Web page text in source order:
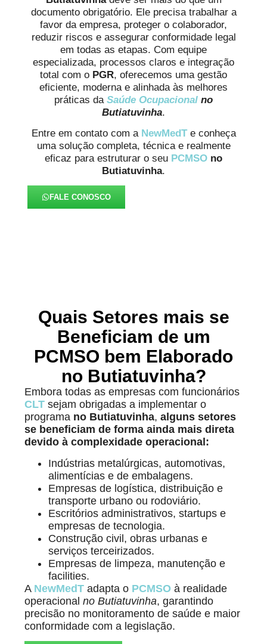
documento obrigatório. Ele precisa trabalhar a
favor da empresa, proteger o colaborador,
reduzir riscos e assegurar conformidade legal
em todas as etapas. Com equipe
especializada, processos claros e integração
total com o PGR, oferecemos uma gestão
eficiente, moderna e alinhada às melhores
práticas da Saúde Ocupacional no
Butiatuvinha.
Entre em contato com a NewMedT e conheça
uma solução completa, técnica e realmente
eficaz para estruturar o seu PCMSO no
Butiatuvinha.
FALE CONOSCO
Quais Setores mais se
Beneficiam de um
PCMSO bem Elaborado
no Butiatuvinha?
Embora todas as empresas com funcionários
CLT sejam obrigadas a implementar o
programa no Butiatuvinha,alguns setores
se beneficiam de forma ainda mais direta
devido à complexidade operacional:
Indústrias metalúrgicas, automotivas,
alimentícias e de embalagens.
Empresas de logística, distribuição e
transporte urbano ou rodoviário.
Escritórios administrativos, startups e
empresas de tecnologia.
Construção civil, obras urbanas e
serviços terceirizados.
Empresas de limpeza, manutenção e
facilities.
A NewMedT adapta o PCMSO à realidade
operacionalno Butiatuvinha, garantindo
precisão no monitoramento de saúde e maior
conformidade com a legislação.